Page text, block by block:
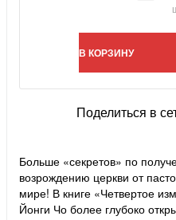
В КОРЗИНУ
Поделиться в
Больше «секретов» по
возрождению церкви от
мире! В книге «Четвертое
Йонги Чо более глубоко